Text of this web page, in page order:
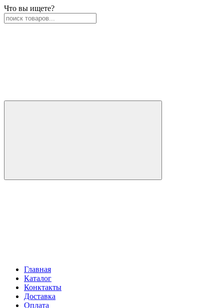
Что вы ищете?
Главная
Каталог
Конктакты
Доставка
Оплата